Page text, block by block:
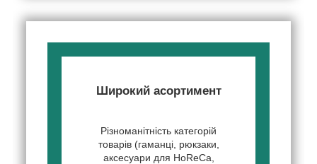
Широкий асортимент
Різноманітність категорій
товарів (гаманці, рюкзаки,
аксесуари для HoReCa,